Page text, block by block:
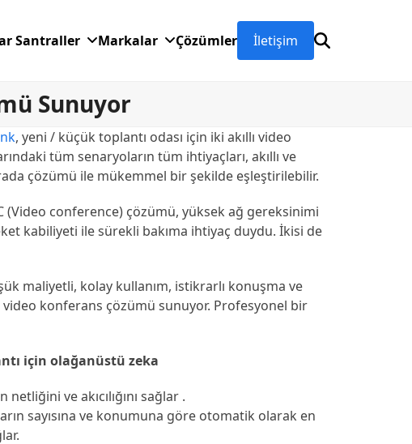
Santraller Markalar Çözümler İletişim
Sunuyor
, yeni / küçük toplantı odası için iki akıllı video
tüm senaryoların tüm ihtiyaçları, akıllı ve
çözümü ile mükemmel bir şekilde eşleştirilebilir.
(Video conference) çözümü, yüksek ağ gereksinimi
kabiliyeti ile sürekli bakıma ihtiyaç duydu. İkisi de
maliyetli, kolay kullanım, istikrarlı konuşma ve
konferans çözümü sunuyor. Profesyonel bir
için olağanüstü zeka
netliğini ve akıcılığını sağlar .
sayısına ve konumuna göre otomatik olarak en